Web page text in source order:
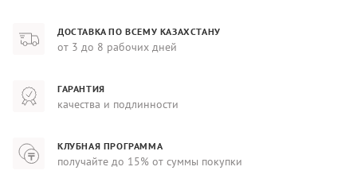
ДОСТАВКА ПО ВСЕМУ КАЗАХСТАНУ
от 3 до 8 рабочих дней
ГАРАНТИЯ
качества и подлинности
КЛУБНАЯ ПРОГРАММА
получайте до 15% от суммы покупки